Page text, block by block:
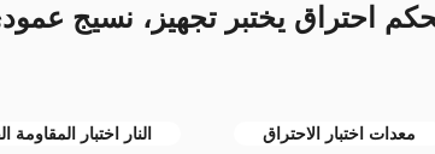
احتراق يختبر تجهيز، نسيج
معدات اختبار الاحتراق النار اختبار المقاومة